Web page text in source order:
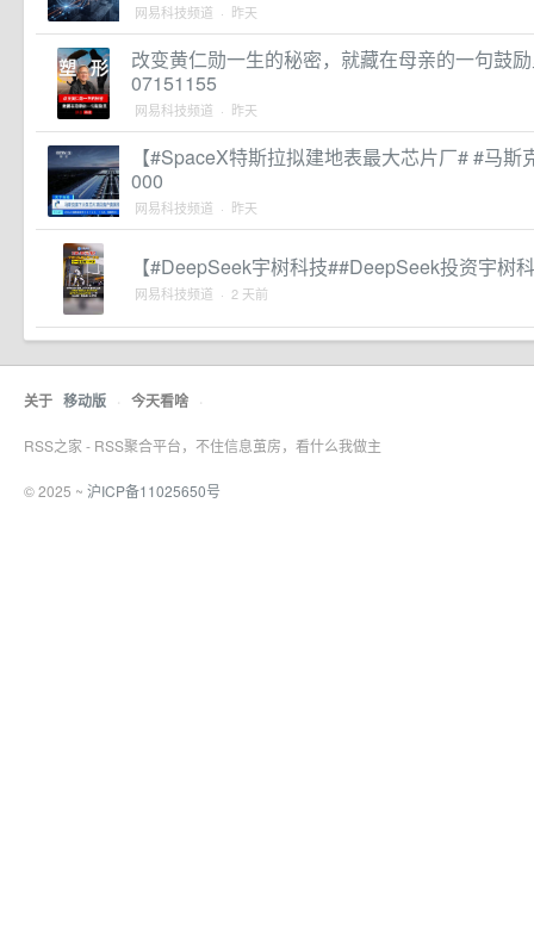
网易科技频道 · 昨天
改变黄仁勋一生的秘密，就藏在母亲的一句鼓
07151155
网易科技频道 · 昨天
【#SpaceX特斯拉拟建地表最大芯片厂# #马
000
网易科技频道 · 昨天
【#DeepSeek宇树科技##DeepSeek投资宇树
网易科技频道 · 2 天前
关于 移动版 · 今天看啥 ·
RSS之家 - RSS聚合平台，不住信息茧房，看什么我做主
© 2025 ~ 沪ICP备11025650号